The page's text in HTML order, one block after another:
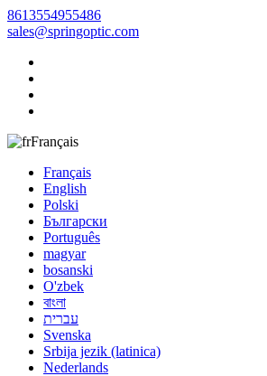
8613554955486
sales@springoptic.com
Français
Français
English
Polski
Български
Português
magyar
bosanski
O'zbek
বাংলা
עברית
Svenska
Srbija jezik (latinica)
Nederlands